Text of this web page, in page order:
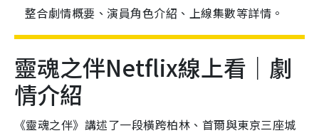
整合劇情概要、演員角色介紹、上線集數等詳情。
靈魂之伴Netflix線上看｜劇
情介紹
《靈魂之伴》講述了一段橫跨柏林、首爾與東京三座城